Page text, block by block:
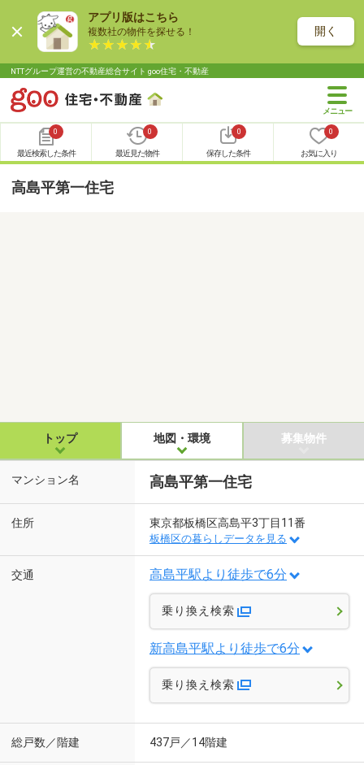
アプリ版はこちら
複数社の物件を探せる！ 開く
NTTグループ運営の不動産総合サイト goo住宅・不動産
0
最近検索した条件
0
最近見た物件
0
保存した条件
0
お気に入り
高島平第一住宅
トップ 地図・環境 募集物件
マンション名 高島平第一住宅
住所 東京都板橋区高島平3丁目11番
板橋区の暮らしデータを見る
交通 高島平駅より徒歩で6分
乗り換え検索
新高島平駅より徒歩で6分
乗り換え検索
総戸数／階建 437戸／14階建